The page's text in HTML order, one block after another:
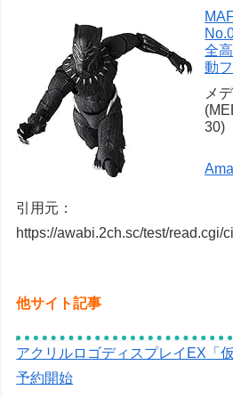
全
動
メ
30)
引用元：
https://awabi.2ch.sc/test/read.cgi/
他サイト記事
アクリルロゴディスプレイEX「
予約開始